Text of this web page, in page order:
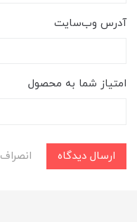
آدرس وب‌سایت
امتیاز شما به محصول
ارسال دیدگاه انصراف